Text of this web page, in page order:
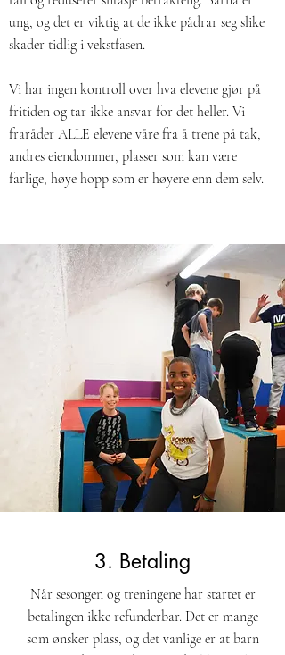
ung, og det er viktig at de ikke pådrar seg slike
skader tidlig i vekstfasen.
Vi har ingen kontroll over hva elevene gjør på
fritiden og tar ikke ansvar for det heller. Vi
fraråder ALLE elevene våre fra å trene på tak,
andres eiendommer, plasser som kan være
farlige, høye hopp som er høyere enn dem selv.
3. Betaling
Når sesongen og treningene har startet er
betalingen ikke refunderbar. Det er mange
som ønsker plass, og det vanlige er at barn